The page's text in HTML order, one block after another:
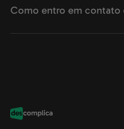
Como entro em contato